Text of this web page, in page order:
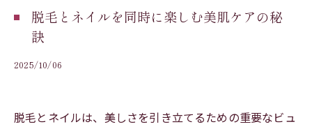
脱毛とネイルを同時に楽しむ美肌ケアの秘
訣
2025/10/06
脱毛とネイルは、美しさを引き立てるための重要なビュ